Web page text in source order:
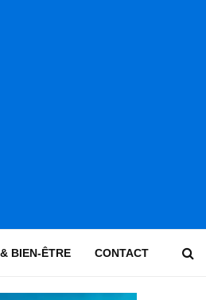
BIEN-ÊTRE CONTACT